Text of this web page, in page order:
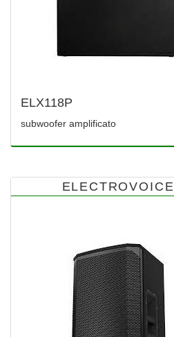
ELX118P
subwoofer amplificato
ELECTROVOICE